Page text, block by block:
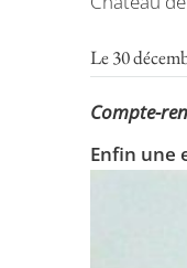
Le 30
Compte-
Enfin une